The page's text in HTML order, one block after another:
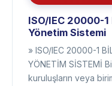
ISO/IEC 20000-
Yönetim Sistemi
» ISO/IEC 20000-1
YÖNETİM SİSTEMİ